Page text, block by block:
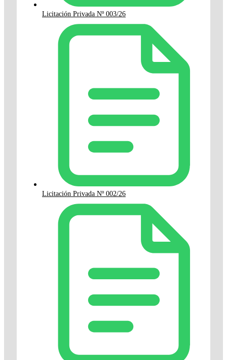
Licitación Privada Nº 003/26
Licitación Privada Nº 002/26